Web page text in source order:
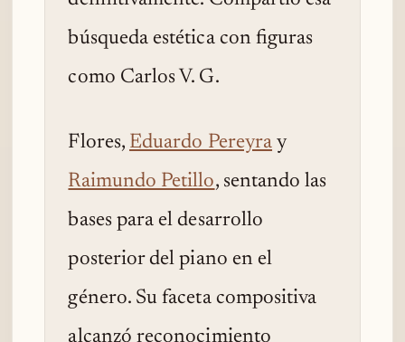
búsqueda estética con figuras
como Carlos V. G.
Flores, Eduardo Pereyra y
Raimundo Petillo, sentando las
bases para el desarrollo
posterior del piano en el
género. Su faceta compositiva
alcanzó reconocimiento